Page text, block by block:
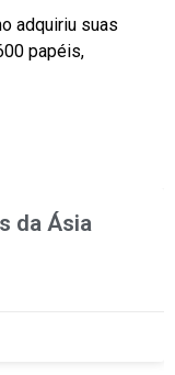
adquiriu suas
papéis,
da Ásia